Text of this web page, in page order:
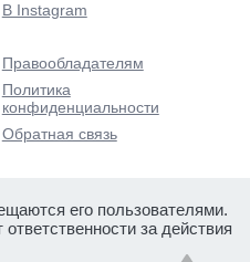
В Instagram
Правообладателям
Политика
конфиденциальности
Обратная связь
его пользователями.
за действия